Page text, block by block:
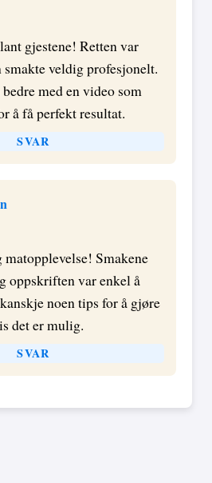
gjestene! Retten var
smakte veldig profesjonelt.
med en video som
å få perfekt resultat.
SVAR
Smakene
oppskriften var enkel å
noen tips for å gjøre
det er mulig.
SVAR